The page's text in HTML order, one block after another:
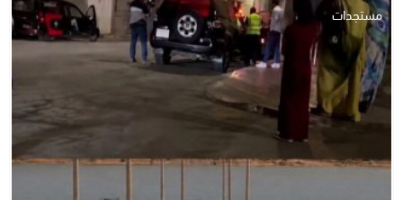
مستجدات